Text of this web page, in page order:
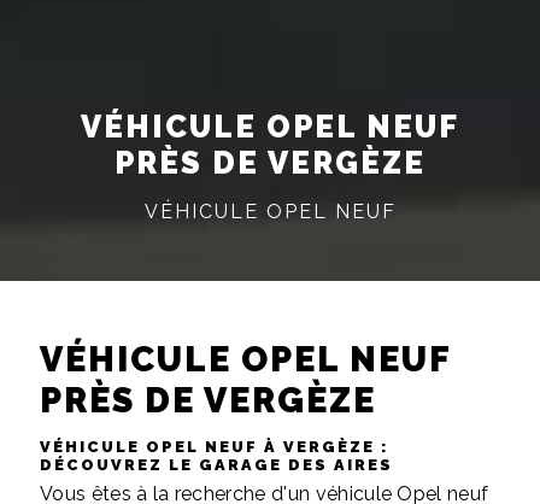
VÉHICULE OPEL NEUF
PRÈS DE VERGÈZE
VÉHICULE OPEL NEUF
VÉHICULE OPEL NEUF
PRÈS DE VERGÈZE
VÉHICULE OPEL NEUF À VERGÈZE :
DÉCOUVREZ LE GARAGE DES AIRES
Vous êtes à la recherche d'un véhicule Opel neuf